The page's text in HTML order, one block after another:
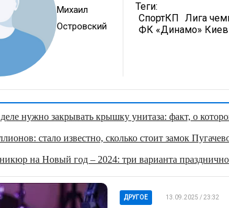
Михаил
Островский
Теги:
СпортКП
Лига
ФК «Динамо» Киев
нужно закрывать крышку унитаза: факт, о
стало известно, сколько стоит замок
на Новый год – 2024: три варианта
ДРУГОЕ 13.09.2025 / 23:32